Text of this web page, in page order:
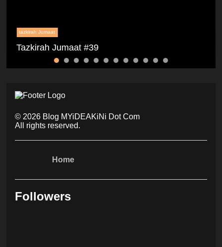
tazkirah Jumaat
Tazkirah Jumaat #39
© 2026 Blog MYiDEAKiNi Dot Com
All rights reserved.
Home
Followers